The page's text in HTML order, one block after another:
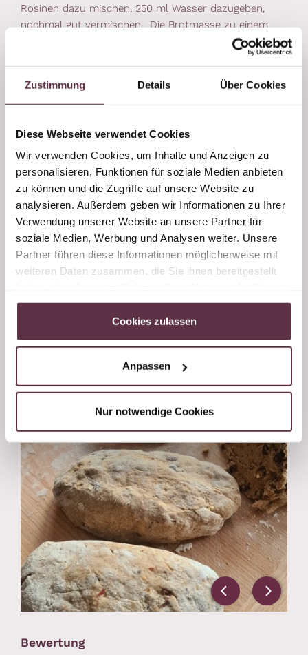
Zustimmung Details Über Cookies
Diese Webseite verwendet Cookies
Wir verwenden Cookies, um Inhalte und Anzeigen zu
personalisieren, Funktionen für soziale Medien anbieten
zu können und die Zugriffe auf unsere Website zu
analysieren. Außerdem geben wir Informationen zu Ihrer
Verwendung unserer Website an unsere Partner für
soziale Medien, Werbung und Analysen weiter. Unsere
Partner führen diese Informationen möglicherweise mit
weiteren Daten zusammen, die Sie ihnen bereitgestellt
gesammelt haben.
Cookies zulassen
Anpassen
Nur notwendige Cookies
Rosinen dazu mischen, 250 ml Wasser dazugeben,
nochmal gut vermischen. Die Brotmasse zu einem
geschmeidigen Teig kneten. Sollte er etwas zu trocken
sein, einfach noch etwas Wasser zugeben. Ist er zu
Jetzt Brotlaibe formen, vor dem Backen mit Wasser
befeuchten und ca. 10 Minuten stehen lassen.
Brotlaibe ca. 50 Minuten backen.
Tipp: Noch saftiger wird das Brot, wenn man eine
Kasserolle mit Waser ins Rohr stellt. Das noch warme
Brot in ein feuchtes Tuch wickeln, auskühlen und
schmecken lassen.
Gutes Gelingen!
Wir freuen uns über euer Feedback
oder postet eure Ergebnisse z.B. auf Instagram und
markiert uns mit@hotel.dorfer
Rezept ausdrucken
Bewertung